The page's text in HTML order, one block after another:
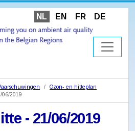
NL EN FR DE
Ozon- en hitteplan
06/2019
- 21/06/2019